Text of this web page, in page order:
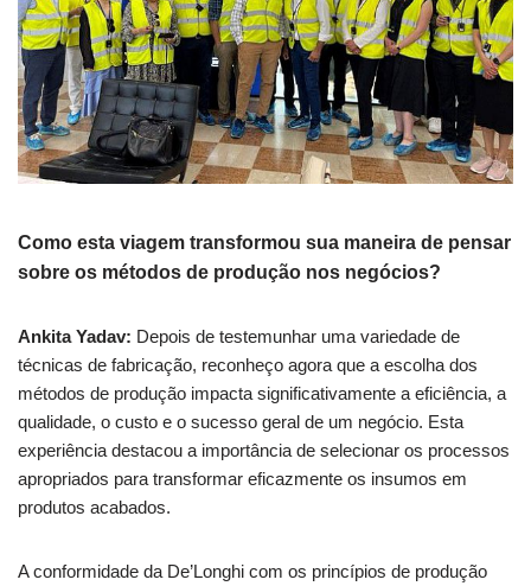
Como esta viagem transformou sua maneira de pensar
sobre os métodos de produção nos negócios?
Ankita Yadav: Depois de testemunhar uma variedade de
técnicas de fabricação, reconheço agora que a escolha dos
métodos de produção impacta significativamente a eficiência, a
qualidade, o custo e o sucesso geral de um negócio. Esta
experiência destacou a importância de selecionar os processos
apropriados para transformar eficazmente os insumos em
produtos acabados.
A conformidade da De’Longhi com os princípios de produção